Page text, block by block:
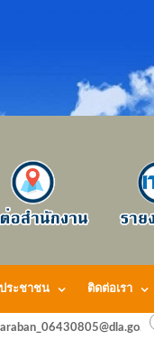
ระชาชน ติดต่อเรา